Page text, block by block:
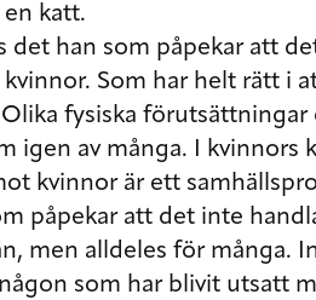
katt.
det han som påpekar att
kvinnor. Som har helt rätt i
fysiska
igen av många. I kvinnors
kvinnor är ett
påpekar att det inte
men alldeles för många.
som har blivit utsatt